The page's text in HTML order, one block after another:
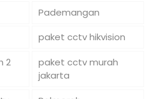
Pademangan
paket cctv hikvision
2
paket cctv murah
jakarta